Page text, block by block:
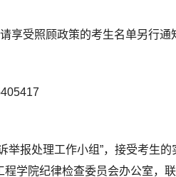
享受照顾政策的考生名单另行通
举报处理工作小组”，接受考生的
学院纪律检查委员会办公室，